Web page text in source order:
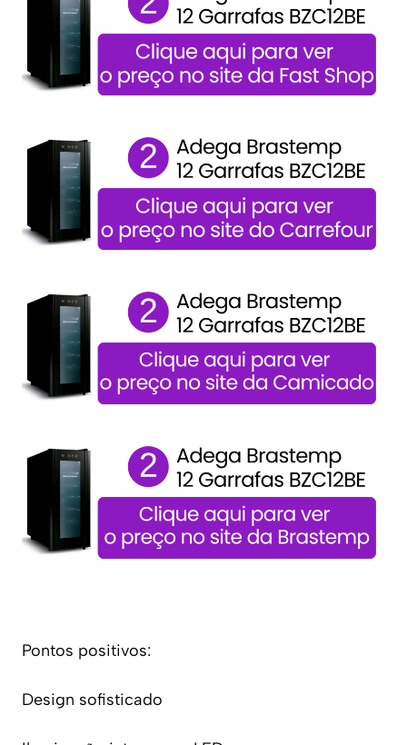
Pontos positivos:
Design sofisticado